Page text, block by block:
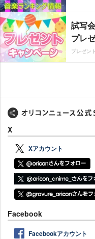
試写
プレ
プレゼン
X
Xアカウント
Facebook
Facebookアカウント